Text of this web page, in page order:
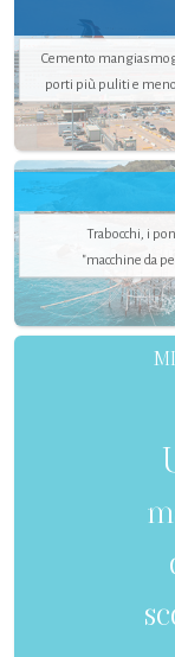
Cemento
porti più puliti e
Trabocchi, i
"macchine da